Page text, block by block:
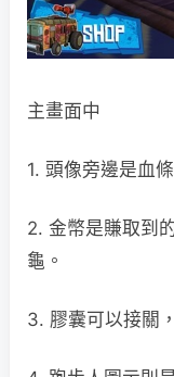
主畫面中
1. 頭像旁邊是血
2. 金幣是賺取到
龜。
3. 膠囊可以接關